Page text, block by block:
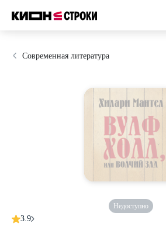
Современная литература
Недоступно
3.9